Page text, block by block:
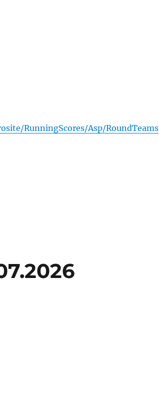
RunningScores/Asp/RoundTeams